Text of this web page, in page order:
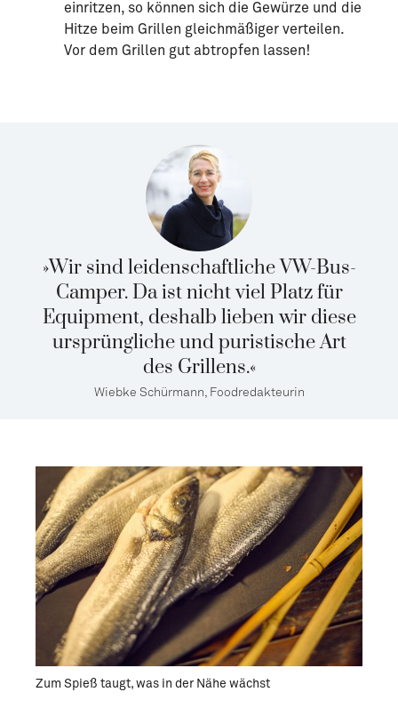
einritzen, so können sich die Gewürze und die
Hitze beim Grillen gleichmäßiger verteilen.
Vor dem Grillen gut abtropfen lassen!
»Wir sind leidenschaftliche VW-Bus-
Camper. Da ist nicht viel Platz für
Equipment, deshalb lieben wir diese
ursprüngliche und puristische Art
des Grillens.«
Wiebke Schürmann, Foodredakteurin
Zum Spieß taugt, was in der Nähe wächst